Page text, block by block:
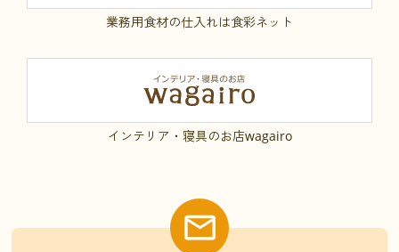
業務用食材の仕入れは食彩ネット
インテリア・寝具のお店wagairo